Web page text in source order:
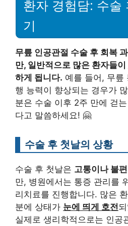
환자 경험담: 수술
기
무릎 인공관절 수술 후 회복
만, 일반적으로 많은 환자들이
하게 됩니다. 예를 들어, 무릎
행 능력이 향상되는 경우가
분은 수술 이후 2주 만에 걷
다고 말씀하세요! 🤗
수술 후 첫날의 상황
수술 후 첫날은 고통이나 불
만, 병원에서는 통증 관리를
리치료를 진행합니다. 많은
분에 상태가 눈에 띄게 호전
실제로 생리학적으로는 인